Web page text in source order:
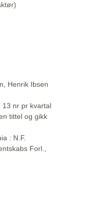
Henrik Ibsen
13 nr pr kvartal
tittel og gikk
: N.F.
Forl.,